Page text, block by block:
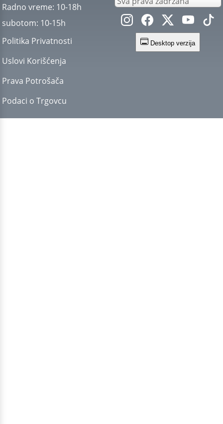
Radno vreme: 10-18h
subotom: 10-15h
Politika Privatnosti
Uslovi Korišćenja
Prava Potrošača
Podaci o Trgovcu
Desktop verzija